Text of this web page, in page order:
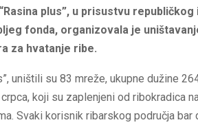
plus”, u prisustvu
fonda, organizovala je
za hvatanje ribe.
uništili su 83 mreže, ukupne dužine
koji su zaplenjeni od ribokradica
Svaki korisnik ribarskog područja